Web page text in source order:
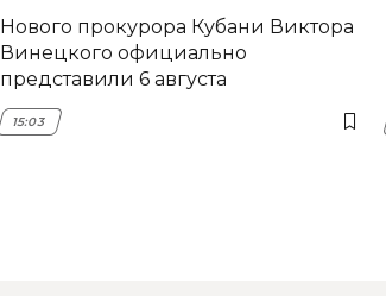
Нового прокурора Кубани Виктора
Винецкого официально
представили 6 августа
15:03